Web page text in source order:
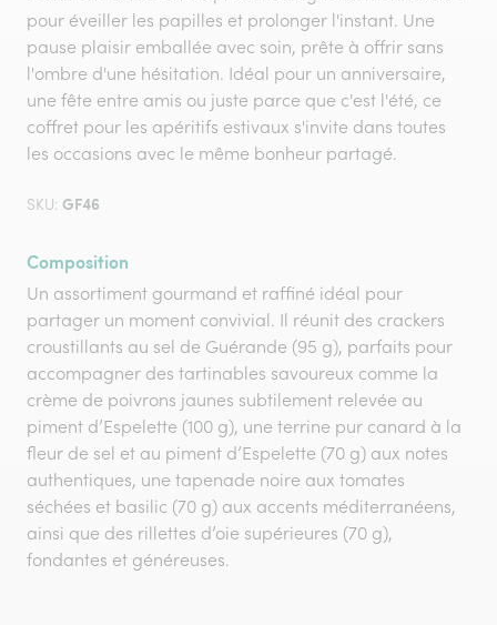
pour éveiller les papilles et prolonger l'instant. Une
pause plaisir emballée avec soin, prête à offrir sans
l'ombre d'une hésitation. Idéal pour un anniversaire,
une fête entre amis ou juste parce que c'est l'été, ce
coffret pour les apéritifs estivaux s'invite dans toutes
les occasions avec le même bonheur partagé.
SKU: GF46
Composition
Un assortiment gourmand et raffiné idéal pour
partager un moment convivial. Il réunit des crackers
croustillants au sel de Guérande (95 g), parfaits pour
accompagner des tartinables savoureux comme la
crème de poivrons jaunes subtilement relevée au
piment d’Espelette (100 g), une terrine pur canard à la
fleur de sel et au piment d’Espelette (70 g) aux notes
authentiques, une tapenade noire aux tomates
séchées et basilic (70 g) aux accents méditerranéens,
ainsi que des rillettes d’oie supérieures (70 g),
fondantes et généreuses.